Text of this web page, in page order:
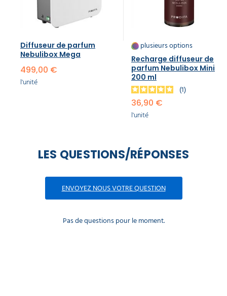
Diffuseur de parfum
Nebulibox Mega
499,00 €
l'unité
plusieurs options
Recharge diffuseur de
parfum Nebulibox Mini
200 ml
1
36,90 €
l'unité
LES QUESTIONS/RÉPONSES
ENVOYEZ NOUS VOTRE QUESTION
Pas de questions pour le moment.